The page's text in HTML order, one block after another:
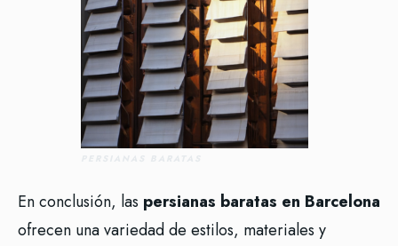
En conclusión, las persianas baratas en Barcelona
ofrecen una variedad de estilos, materiales y